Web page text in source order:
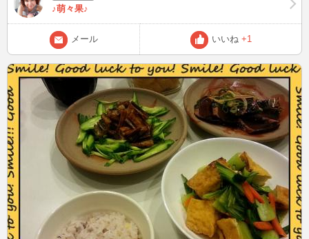
♪萌々果♪
メール いいね +1